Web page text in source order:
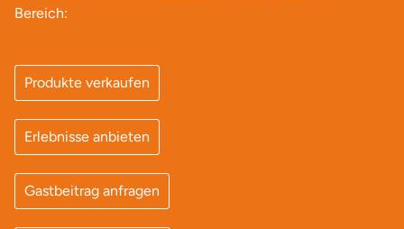
Bereich:
Produkte verkaufen
Erlebnisse anbieten
Gastbeitrag anfragen